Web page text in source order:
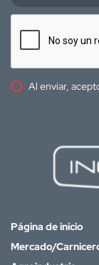
Al enviar,
Página de inicio
Mercado/